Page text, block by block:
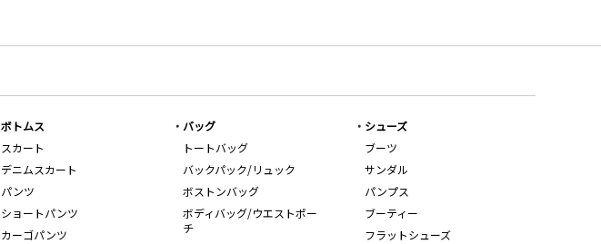
ボトムス
スカート
デニムスカート
パンツ
ショートパンツ
カーゴパンツ
バッグ
トートバッグ
バックパック/リュック
ボストンバッグ
ボディバッグ/ウエストポー
チ
シューズ
ブーツ
サンダル
パンプス
ブーティー
フラットシューズ